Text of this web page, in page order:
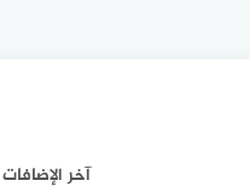
آخر